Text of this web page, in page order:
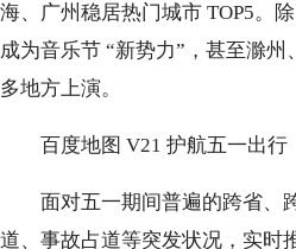
海、广州稳居热门城市 TOP5。
成为音乐节 “新势力”，甚至滁
多地方上演。
百度地图 V21 护航五一出行
面对五一期间普遍的跨省、
道、事故占道等突发状况，实时